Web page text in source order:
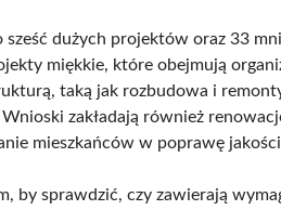
dużych projektów oraz 33
miękkie, które obejmują
taką jak rozbudowa i
zakładają również
mieszkańców w poprawę
by sprawdzić, czy zawierają